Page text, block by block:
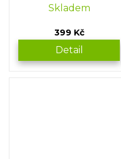
Skladem
399 Kč
Detail